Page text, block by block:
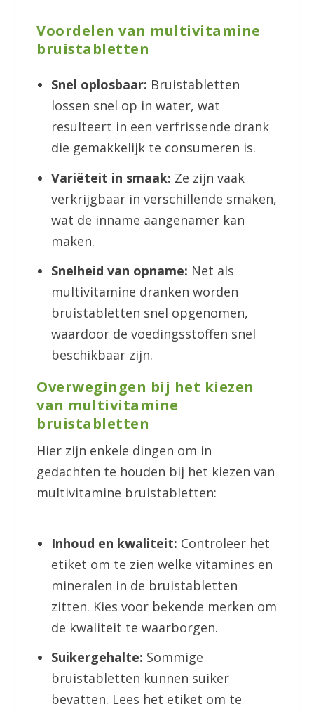
Voordelen van multivitamine
bruistabletten
Snel oplosbaar: Bruistabletten
lossen snel op in water, wat
resulteert in een verfrissende drank
die gemakkelijk te consumeren is.
Variëteit in smaak: Ze zijn vaak
verkrijgbaar in verschillende smaken,
wat de inname aangenamer kan
maken.
Snelheid van opname: Net als
multivitamine dranken worden
bruistabletten snel opgenomen,
waardoor de voedingsstoffen snel
beschikbaar zijn.
Overwegingen bij het kiezen
van multivitamine
bruistabletten
Hier zijn enkele dingen om in
gedachten te houden bij het kiezen van
multivitamine bruistabletten:
Inhoud en kwaliteit: Controleer het
etiket om te zien welke vitamines en
mineralen in de bruistabletten
zitten. Kies voor bekende merken om
de kwaliteit te waarborgen.
Suikergehalte: Sommige
bruistabletten kunnen suiker
bevatten. Lees het etiket om te